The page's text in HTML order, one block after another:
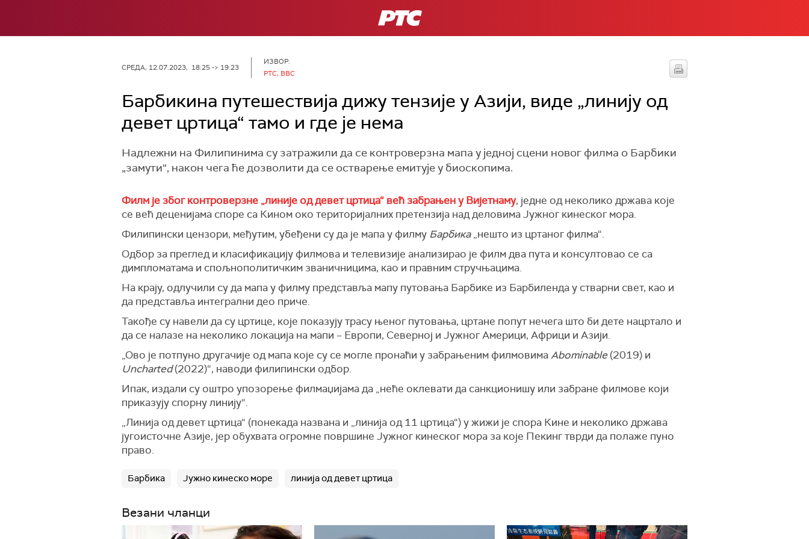
РТС
СРЕДА, 12.07.2023, 18:25 -> 19:23
ИЗВОР:
РТС, BBC
Барбикина путешествија дижу тензије у Азији, виде „линију од
девет цртица“ тамо и где је нема
Надлежни на Филипинима су затражили да се контроверзна мапа у једној сцени новог филма о Барбики
„замути“, након чега ће дозволити да се остварење емитује у биоскопима.
Филм је због контроверзне „линије од девет цртица“ већ забрањен у Вијетнаму, једне од неколико држава које
се већ деценијама споре са Кином око територијалних претензија над деловима Јужног кинеског мора.
Филипински цензори, међутим, убеђени су да је мапа у филму Барбика„нешто из цртаног филма“.
Одбор за преглед и класификацију филмова и телевизије анализирао је филм два пута и консултовао се са
димпломатама и спољнополитичким званичницима, као и правним стручњацима.
На крају, одлучили су да мапа у филму представља мапу путовања Барбике из Барбиленда у стварни свет, као и
да представља интегрални део приче.
Такође су навели да су цртице, које показују трасу њеног путовања, цртане попут нечега што би дете нацртало и
да се налазе на неколико локација на мапи – Европи, Северној и Јужног Америци, Африци и Азији.
„Ово је потпуно другачије од мапа које су се могле пронаћи у забрањеним филмовимаAbominable(2019) и
Uncharted(2022)“, наводи филипински одбор.
Ипак, издали су оштро упозорење филмаџијама да „неће оклевати да санкционишу или забране филмове који
приказују спорну линију“.
„Линија од девет цртица“ (понекада названа и „линија од 11 цртица“) у жижи је спора Кине и неколико држава
југоисточне Азије, јер обухвата огромне површине Јужног кинеског мора за које Пекинг тврди да полаже пуно
право.
Барбика Јужно кинеско море линија од девет цртица
Везани чланци